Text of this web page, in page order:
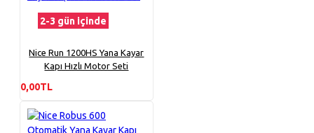
2-3 gün içinde
Nice Run 1200HS Yana Kayar
Kapı Hızlı Motor Seti
0,00TL